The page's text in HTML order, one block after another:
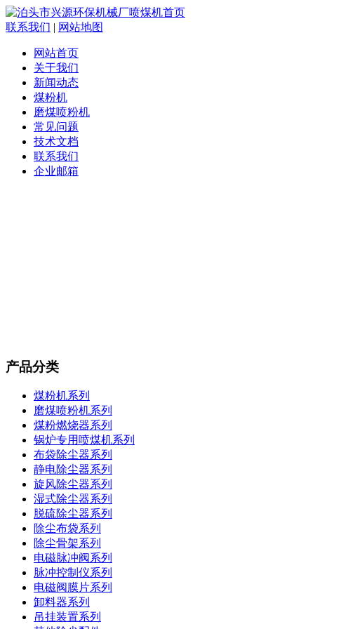
联系我们 | 网站地图
网站首页
关于我们
新闻动态
煤粉机
磨煤喷粉机
常见问题
技术文档
联系我们
企业邮箱
产品分类
煤粉机系列
磨煤喷粉机系列
煤粉燃烧器系列
锅炉专用喷煤机系列
布袋除尘器系列
静电除尘器系列
旋风除尘器系列
湿式除尘器系列
脱硫除尘器系列
除尘布袋系列
除尘骨架系列
电磁脉冲阀系列
脉冲控制仪系列
电磁阀膜片系列
卸料器系列
吊挂装置系列